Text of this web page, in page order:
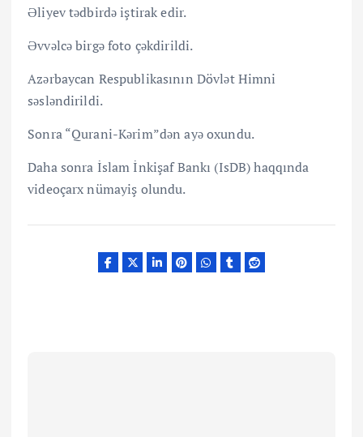
Əliyev tədbirdə iştirak edir.
Əvvəlcə birgə foto çəkdirildi.
Azərbaycan Respublikasının Dövlət Himni
səsləndirildi.
Sonra “Qurani-Kərim”dən ayə oxundu.
Daha sonra İslam İnkişaf Bankı (IsDB) haqqında
videoçarx nümayiş olundu.